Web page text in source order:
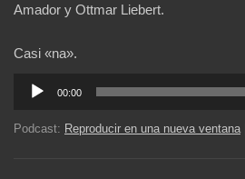
Amador y Ottmar Liebert.
Casi «na».
Reproductor
audio
00:00
Podcast: Reproducir en una nueva ventana|